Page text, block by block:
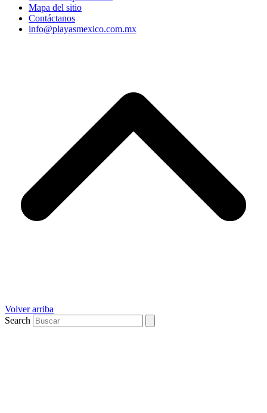
Mapa del sitio
Contáctanos
info@playasmexico.com.mx
Volver arriba
Search